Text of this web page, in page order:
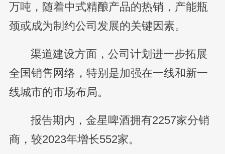
万吨，随着中式精酿产品的热销，产能瓶
颈或成为制约公司发展的关键因素。
渠道建设方面，公司计划进一步拓展
全国销售网络，特别是加强在一线和新一
线城市的市场布局。
报告期内，金星啤酒拥有2257家分销
商，较2023年增长552家。